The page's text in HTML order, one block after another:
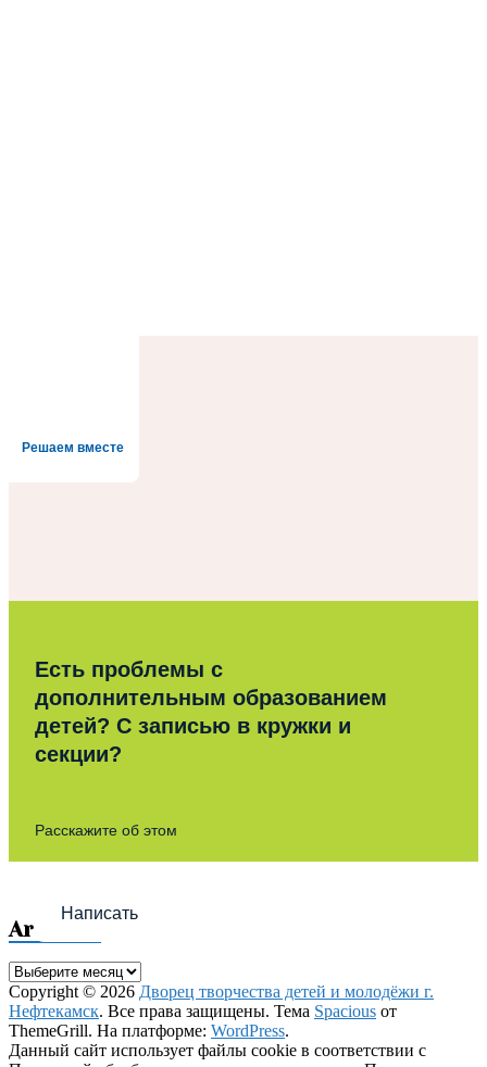
Решаем вместе
Есть проблемы с
дополнительным образованием
детей? С записью в кружки и
секции?
Расскажите об этом
Написать
Archives
Archives
Copyright © 2026 Дворец творчества детей и молодёжи г.
Нефтекамск. Все права защищены. Тема Spacious от
ThemeGrill. На платформе: WordPress.
Данный сайт использует файлы cookie в соответствии с